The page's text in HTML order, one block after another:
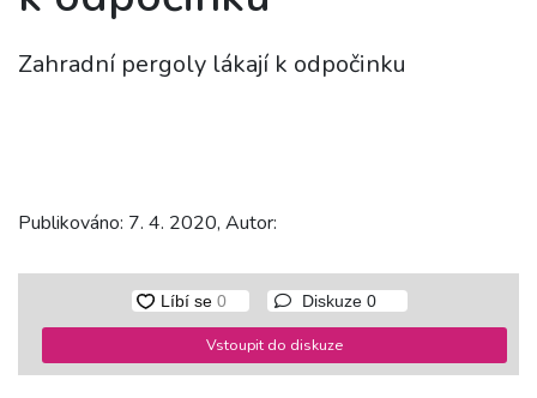
Zahradní pergoly lákají k odpočinku
Publikováno: 7. 4. 2020, Autor:
Diskuze 0
Vstoupit do diskuze